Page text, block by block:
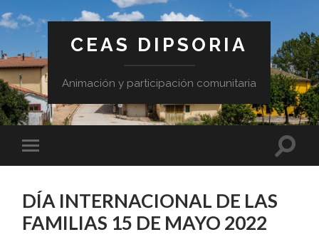
CEAS DIPSORIA
Animación y participación comunitaria
Alternar
el
móvil
DÍA INTERNACIONAL DE LAS
FAMILIAS 15 DE MAYO 2022